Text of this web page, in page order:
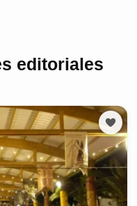
editoriales